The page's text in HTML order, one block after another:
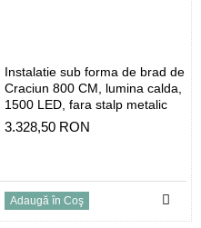
Instalatie sub forma de brad de
Craciun 800 CM, lumina calda,
1500 LED, fara stalp metalic
3.328,50 RON
Adaugă în Coş